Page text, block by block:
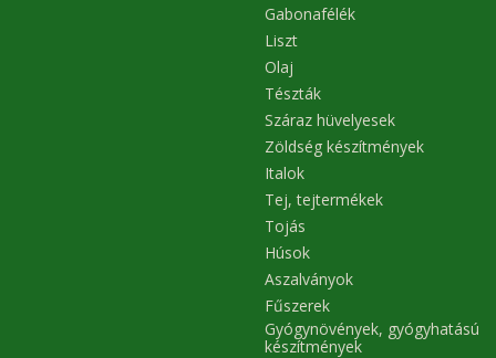
Gabonafélék
Liszt
Olaj
Tészták
Száraz hüvelyesek
Zöldség készítmények
Italok
Tej, tejtermékek
Tojás
Húsok
Aszalványok
Fűszerek
Gyógynövények, gyógyhatású
készítmények